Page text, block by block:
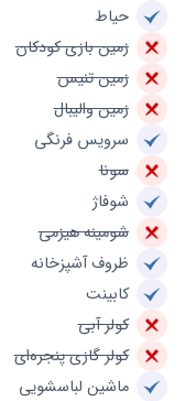
حیاط
زمین بازی کودکان
زمین تنیس
زمین والیبال
سرویس فرنگی
سونا
شوفاژ
شومینه هیزمی
ظروف آشپزخانه
کابینت
کولر آبی
کولر گازی پنجره‌ای
ماشین لباسشویی